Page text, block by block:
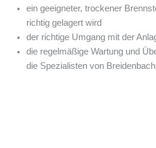
ein geeigneter, trockener
richtig gelagert wird
der richtige Umgang mit der
die regelmäßige Wartung und
die Spezialisten von